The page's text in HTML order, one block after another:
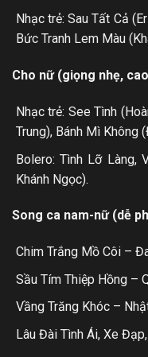
Nhạc trẻ: Sau Tất Cả
Bức Tranh Lem Màu
Cho nữ (giọng nhẹ,
Nhạc trẻ: See Tình
Trung), Bánh Mì Không
Bolero: Tình Lỡ Làng,
Khánh Ngọc).
Song ca nam-nữ (dễ
Chim Trắng Mồ Côi –
Sầu Tím Thiệp Hồng –
Vầng Trăng Khóc –
Lâu Đài Tình Ái, Xe